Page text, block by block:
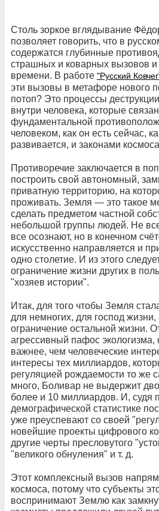
Столь зоркое вглядывание
позволяет говорить, что в
содержатся глубинные
страшных и коварных вызовов и
времени. В работе "Русский
эти вызовы в метафоре нового
потоп? Это процессы
внутри человека, которые
фундаментальной
человеком, как он есть сейчас,
развивается, и законами
Противоречие заключается в
построить свой автономный,
приватную территорию, на
проживать. Земля — это такое
сделать предметом частной
небольшой группы людей. Не
все осознают, но в конечном
искусственно направляется и
одно столетие. И из этого
ограничение жизни других в
"хозяев истории".
Итак, для того чтобы Земля
для немногих, для господ
ограничение остальной жизни.
агрессивный пафос экологизма,
важнее, чем человеческие
интересы тех миллиардов,
регуляцией рождаемости то же
много, Боливар не выдержит
более и 10 миллиардов. И, судя
демографической статистике
уже преуспевают со своей
новейшие проекты цифрового
другие черты пресловутого
"великого обнуления" и т. д.
Этот комплексный вызов
космоса, потому что субъекты
воспринимают Землю как